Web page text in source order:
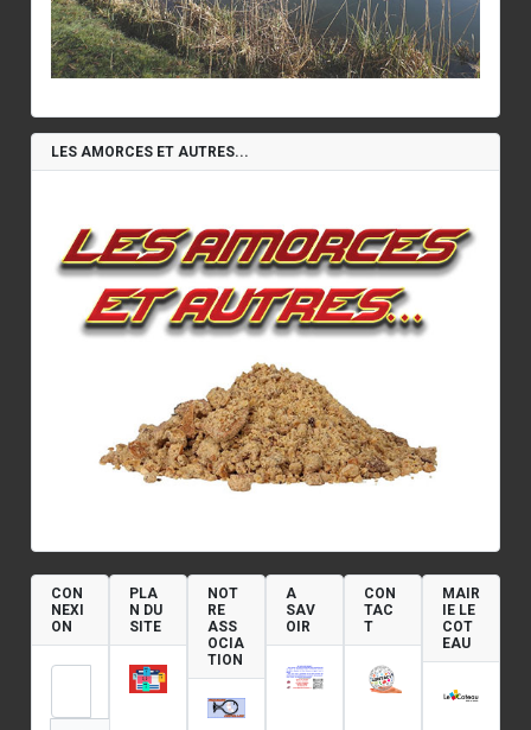
LES AMORCES ET AUTRES...
CON
NEXI
ON
Identifiant
PLA
N DU
SITE
NOT
RE
ASS
OCIA
TION
A
SAV
OIR
CON
TAC
T
MAIR
IE LE
COT
EAU